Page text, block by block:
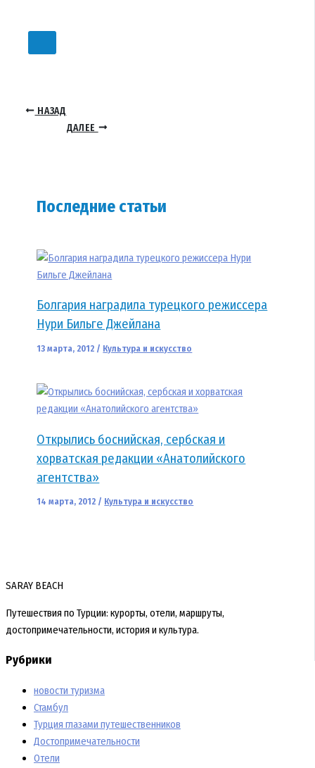
НАЗАД
ДАЛЕЕ
Последние статьи
Болгария наградила турецкого режиссера
Нури Бильге Джейлана
13 марта, 2012 / Культура и искусство
Открылись боснийская, сербская и
хорватская редакции «Анатолийского
агентства»
14 марта, 2012 / Культура и искусство
SARAY BEACH
Путешествия по Турции: курорты, отели, маршруты,
достопримечательности, история и культура.
Рубрики
новости туризма
Стамбул
Турция глазами путешественников
Достопримечательности
Отели